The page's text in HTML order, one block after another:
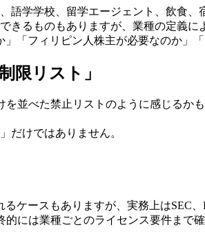
語学学校、留学エージェント、飲食
るものもありますが、業種の定義に
「フィリピン人株主が必要なのか」
限リスト」
並べた禁止リストのように感じる
だけではありません。
ケースもありますが、実務上は
には業種ごとのライセンス要件まで